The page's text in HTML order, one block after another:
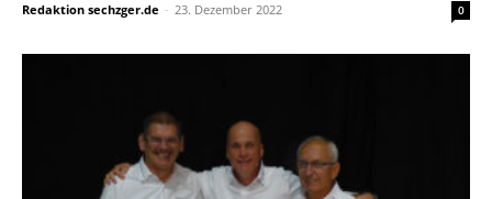
Redaktion sechzger.de - 23. Dezember 2022 0